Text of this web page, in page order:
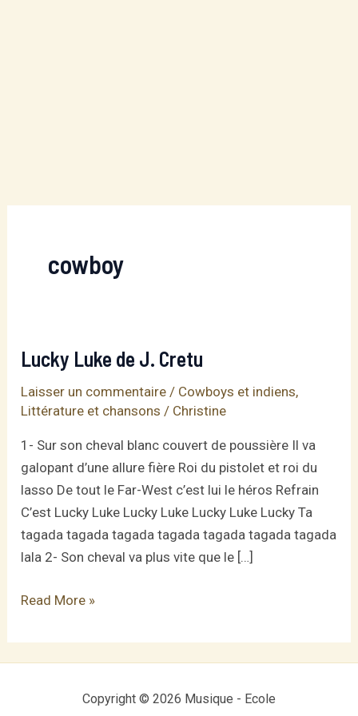
cowboy
Lucky Luke de J. Cretu
Laisser un commentaire / Cowboys et indiens,
Littérature et chansons / Christine
1- Sur son cheval blanc couvert de poussière Il va
galopant d’une allure fière Roi du pistolet et roi du
lasso De tout le Far-West c’est lui le héros Refrain
C’est Lucky Luke Lucky Luke Lucky Luke Lucky Ta
tagada tagada tagada tagada tagada tagada tagada
lala 2- Son cheval va plus vite que le […]
Lucky
de
J.
Read More »
Copyright © 2026 Musique - Ecole